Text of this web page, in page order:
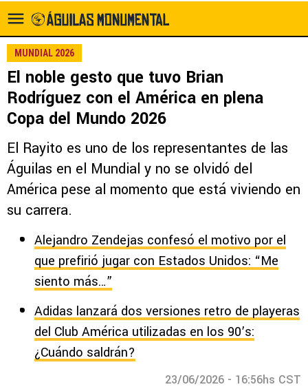
MUNDIAL 2026
El noble gesto que tuvo Brian
Rodríguez con el América en plena
Copa del Mundo 2026
El Rayito es uno de los representantes de las
Águilas en el Mundial y no se olvidó del
América pese al momento que está viviendo en
su carrera.
Alejandro Zendejas confesó el motivo por el
que prefirió jugar con Estados Unidos: “Me
siento más…”
Adidas lanzará dos versiones retro de playeras
del Club América utilizadas en los 90’s:
¿Cuándo saldrán?
23/06/2026 - 16:56hs CST